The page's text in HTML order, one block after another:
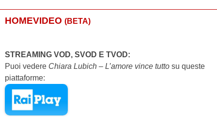
HOMEVIDEO (BETA)
STREAMING VOD, SVOD E TVOD:
Puoi vedere Chiara Lubich – L’amore vince tutto su queste
piattaforme: